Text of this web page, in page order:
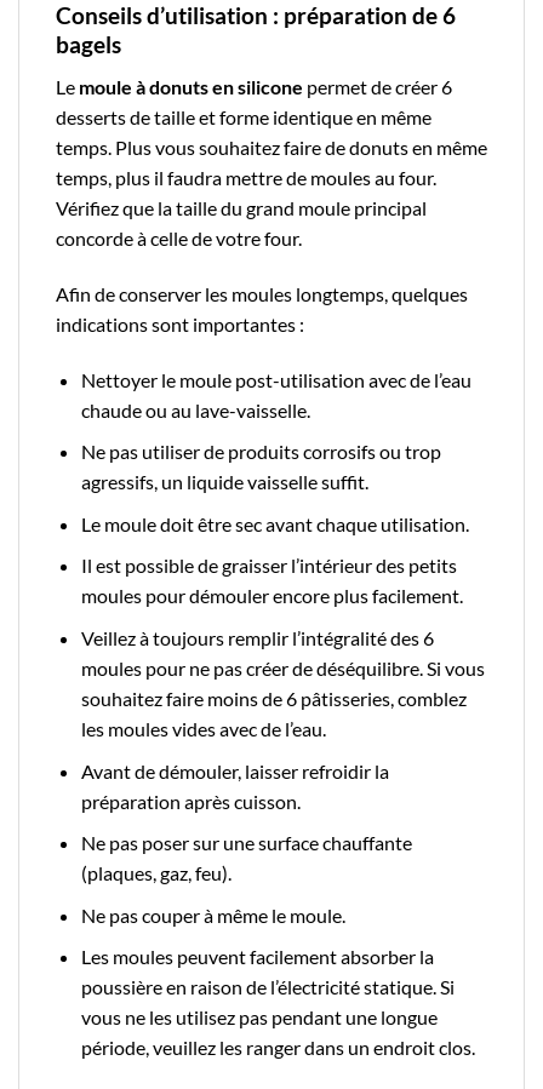
Conseils d’utilisation : préparation de 6
bagels
Le moule à donuts en silicone permet de créer 6
desserts de taille et forme identique en même
temps. Plus vous souhaitez faire de donuts en même
temps, plus il faudra mettre de moules au four.
Vérifiez que la taille du grand moule principal
concorde à celle de votre four.
Afin de conserver les moules longtemps, quelques
indications sont importantes :
Nettoyer le moule post-utilisation avec de l’eau
chaude ou au lave-vaisselle.
Ne pas utiliser de produits corrosifs ou trop
agressifs, un liquide vaisselle suffit.
Le moule doit être sec avant chaque utilisation.
Il est possible de graisser l’intérieur des petits
moules pour démouler encore plus facilement.
Veillez à toujours remplir l’intégralité des 6
moules pour ne pas créer de déséquilibre. Si vous
souhaitez faire moins de 6 pâtisseries, comblez
les moules vides avec de l’eau.
Avant de démouler, laisser refroidir la
préparation après cuisson.
Ne pas poser sur une surface chauffante
(plaques, gaz, feu).
Ne pas couper à même le moule.
Les moules peuvent facilement absorber la
poussière en raison de l’électricité statique. Si
vous ne les utilisez pas pendant une longue
période, veuillez les ranger dans un endroit clos.